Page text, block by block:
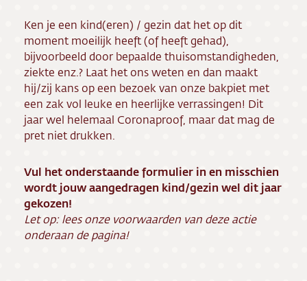
Ken je een kind(eren) / gezin dat het op dit
moment moeilijk heeft (of heeft gehad),
bijvoorbeeld door bepaalde thuisomstandigheden,
ziekte enz.? Laat het ons weten en dan maakt
hij/zij kans op een bezoek van onze bakpiet met
een zak vol leuke en heerlijke verrassingen! Dit
jaar wel helemaal Coronaproof, maar dat mag de
pret niet drukken.
Vul het onderstaande formulier in en misschien
wordt jouw aangedragen kind/gezin wel dit jaar
gekozen!
Let op: lees onze voorwaarden van deze actie
onderaan de pagina!